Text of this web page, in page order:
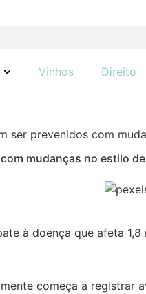
Vinhos Direito
ser prevenidos com
mudanças no estilo
à doença que afeta 1,8
começa a